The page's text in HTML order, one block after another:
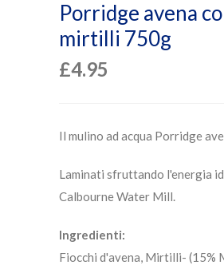
Porridge avena
mirtilli 750g
£4.95
Il mulino ad acqua Porridge
Laminati sfruttando l'energia
Calbourne Water Mill.
Ingredienti:
Fiocchi d'avena, Mirtilli- (15%